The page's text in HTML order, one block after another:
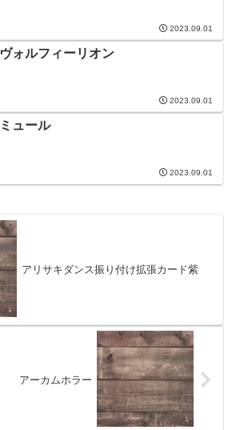
2023.09.01
ヴォルフィーリオン
2023.09.01
ミュール
2023.09.01
アリサキダンス振り付け拡張カード紫
アーカムホラー